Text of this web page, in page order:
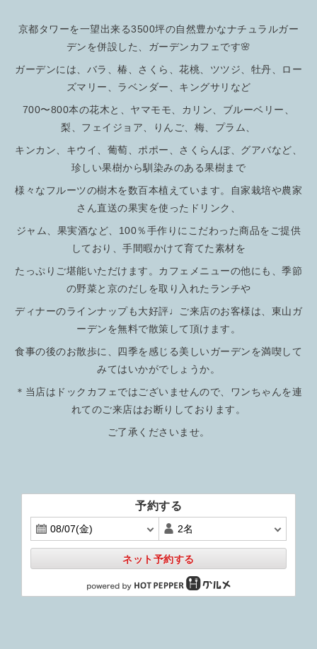
京都タワーを一望出来る3500坪の自然豊かなナチュラルガー
デンを併設した、ガーデンカフェです🌸
ガーデンには、バラ、椿、さくら、花桃、ツツジ、牡丹、ロー
ズマリー、ラベンダー、キングサリなど
700〜800本の花木と、ヤマモモ、カリン、ブルーベリー、
梨、フェイジョア、りんご、梅、プラム、
キンカン、キウイ、葡萄、ポポー、さくらんぼ、グアバなど、
珍しい果樹から馴染みのある果樹まで
様々なフルーツの樹木を数百本植えています。自家栽培や農家
さん直送の果実を使ったドリンク、
ジャム、果実酒など、100％手作りにこだわった商品をご提供
しており、手間暇かけて育てた素材を
たっぷりご堪能いただけます。カフェメニューの他にも、季節
の野菜と京のだしを取り入れたランチや
ディナーのラインナップも大好評♩ご来店のお客様は、東山ガ
ーデンを無料で散策して頂けます。
食事の後のお散歩に、四季を感じる美しいガーデンを満喫して
みてはいかがでしょうか。
＊当店はドックカフェではございませんので、ワンちゃんを連
れてのご来店はお断りしております。
ご了承くださいませ。
予約する
ネット予約する